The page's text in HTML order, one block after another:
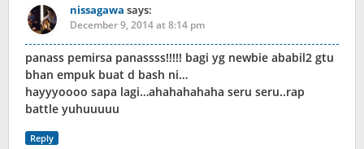
nissagawa says:
December 9, 2014 at 8:14 pm
panass pemirsa panassss!!!!! bagi yg newbie ababil2 gtu
bhan empuk buat d bash ni…
hayyyoooo sapa lagi…ahahahahaha seru seru..rap
battle yuhuuuuu
Reply